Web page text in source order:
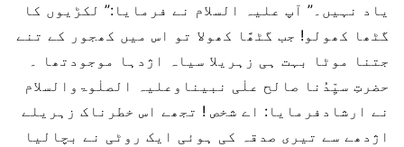
یاد نہیں۔” آپ علیہ السلام نے فرمایا:” لکڑیوں کا
گٹھا کھولو! جب گٹھَّا کھولا تو اس میں کھجور کے تنے
جتنا موٹا بہت ہی زہریلا سیاہ اژدہا موجودتھا ۔
حضرتِ سیِّدُنا صالح علٰی نبیناوعلیہ الصلٰوۃوالسلام
نے ارشادفرمایا: اے شخص ! تجھے اس خطرناک زہریلے
اژدھے سے تیری صدقہ کی ہوئی ایک روٹی نے بچالیا